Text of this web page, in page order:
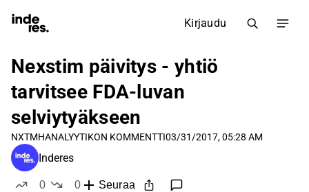
Kirjaudu
Nexstim päivitys - yhtiö
tarvitsee FDA-luvan
selviytyäkseen
NXTMHANALYYTIKON KOMMENTTI03/31/2017, 05:28 AM
Inderes
0
0
Seuraa